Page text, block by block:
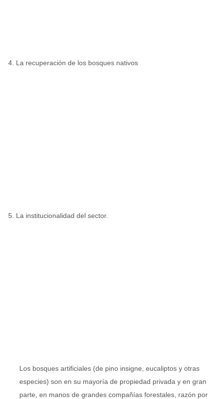
La recuperación de los bosques nativos
La institucionalidad del sector.
Los bosques artificiales (de pino insigne, eucaliptos y otras
especies) son en su mayoría de propiedad privada y en gran
parte, en manos de grandes compañías forestales, razón por